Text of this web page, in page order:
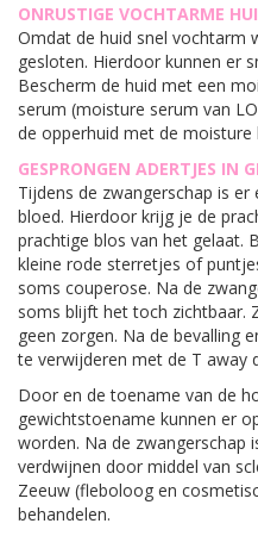
ONRUSTIGE VOCHTARME
Omdat de huid snel vochtarm
gesloten. Hierdoor kunnen er
Bescherm de huid met een
serum (moisture serum van
de opperhuid met de moisture
GESPRONGEN ADERTJES IN
Tijdens de zwangerschap is
bloed. Hierdoor krijg je de
prachtige blos van het gelaat.
kleine rode sterretjes of
soms couperose. Na de
soms blijft het toch zichtbaar.
geen zorgen. Na de bevalling
te verwijderen met de T away
Door en de toename van de
gewichtstoename kunnen er
worden. Na de zwangerschap
verdwijnen door middel van
Zeeuw (fleboloog en
behandelen.